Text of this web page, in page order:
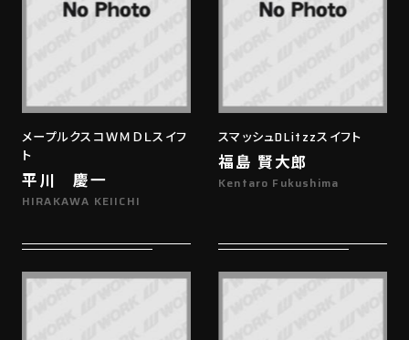
メープルクスコＷＭＤＬスイフ
ト
平川 慶一
HIRAKAWA KEIICHI
スマッシュDLitzzスイフト
福島 賢大郎
Kentaro Fukushima